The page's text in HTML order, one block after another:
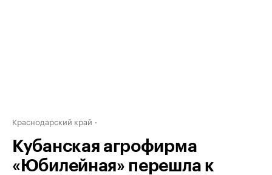
Краснодарский край
Кубанская агрофирма
«Юбилейная» перешла к